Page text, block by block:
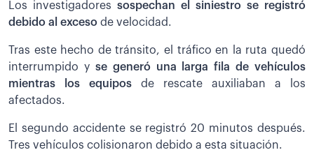
Los investigadores sospechan el siniestro se registró
debido al exceso de velocidad.
Tras este hecho de tránsito, el tráfico en la ruta quedó
interrumpido y se generó una larga fila de vehículos
mientras los equipos de rescate auxiliaban a los
afectados.
El segundo accidente se registró 20 minutos después.
Tres vehículos colisionaron debido a esta situación.